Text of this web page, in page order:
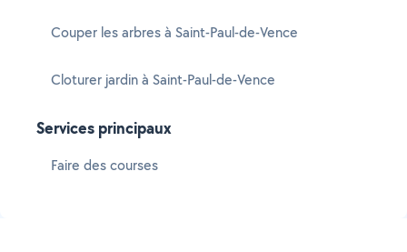
Couper les arbres à Saint-Paul-de-Vence
Cloturer jardin à Saint-Paul-de-Vence
Services principaux
Faire des courses